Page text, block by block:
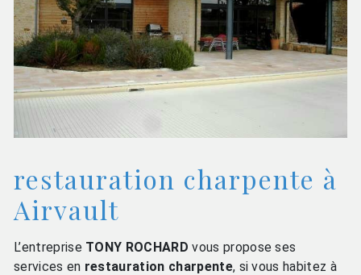
restauration charpente à
Airvault
L’entreprise TONY ROCHARD vous propose ses
services en restauration charpente, si vous habitez à